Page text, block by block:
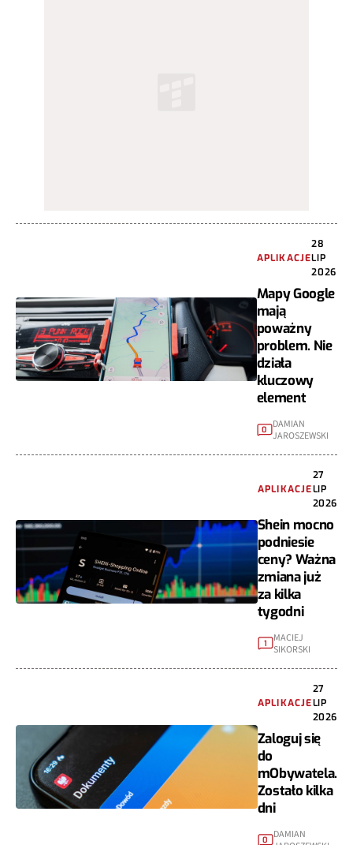
APLIKACJE
28
LIP
2026
Mapy Google
mają
poważny
problem. Nie
działa
kluczowy
element
0 DAMIAN
JAROSZEWSKI
APLIKACJE
27
LIP
2026
Shein mocno
podniesie
ceny? Ważna
zmiana już
za kilka
tygodni
1
MACIEJ
SIKORSKI
APLIKACJE
27
LIP
2026
Zaloguj się
do
mObywatela.
Zostało kilka
dni
0 DAMIAN